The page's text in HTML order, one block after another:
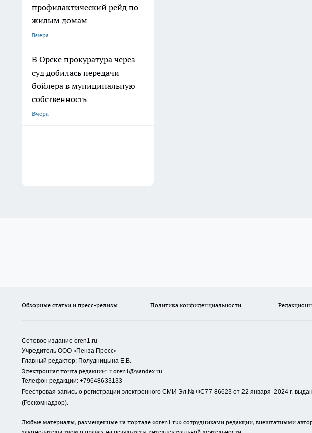
профилактический рейд по
жилым домам
Вчера
В Орске прокуратура через
суд добилась передачи
бойлера в муниципальную
собственность
Вчера
Обзорные статьи и пресс-релизы Политика конфиденциальности
Сетевое издание oren1.ru
Учредитель ООО «Пенза Пресс»
Главный редактор: Полудницына Е.В.
Электронная почта редакции: r.oren1@yandex.ru
Телефон редакции: +79648633133
Реестровая запись о регистрации электронного СМИ Эл.№ ФС77-86623 от 22 января 2024 г.
(Роскомнадзор).
Любые материалы, размещенные на портале «oren1.ru» сотрудниками редакции, внештатными